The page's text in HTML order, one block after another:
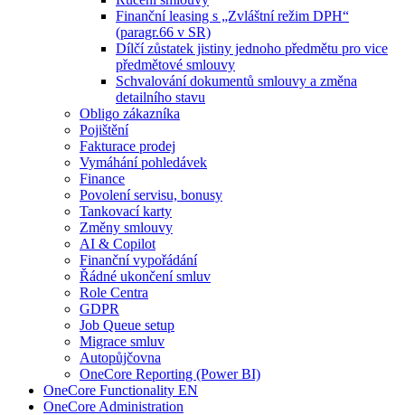
Finanční leasing s „Zvláštní režim DPH“
(paragr.66 v SR)
Dílčí zůstatek jistiny jednoho předmětu pro vice
předmětové smlouvy
Schvalování dokumentů smlouvy a změna
detailního stavu
Obligo zákazníka
Pojištění
Fakturace prodej
Vymáhání pohledávek
Finance
Povolení servisu, bonusy
Tankovací karty
Změny smlouvy
AI & Copilot
Finanční vypořádání
Řádné ukončení smluv
Role Centra
GDPR
Job Queue setup
Migrace smluv
Autopůjčovna
OneCore Reporting (Power BI)
OneCore Functionality EN
OneCore Administration